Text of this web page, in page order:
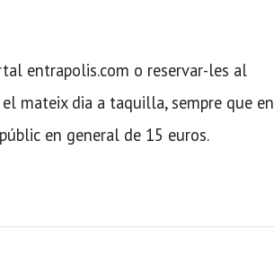
entrapolis.com o reservar-les al
mateix dia a taquilla, sempre que en
en general de 15 euros.